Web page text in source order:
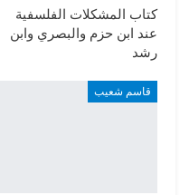
كتاب المشكلات الفلسفية
عند ابن حزم والبصري وابن
رشد
قاسم شعيب